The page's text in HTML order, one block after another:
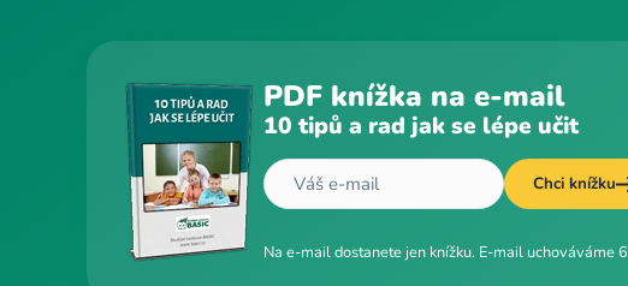
PDF knížka na e-mail
10 tipů a rad jak se lépe učit
Chci knížku
Na e-mail dostanete jen knížku. E-mail uchováváme